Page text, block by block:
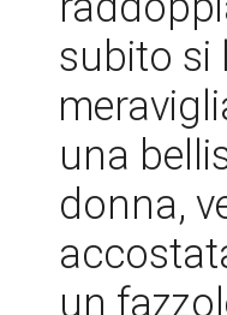
subito si
una
donna,
un